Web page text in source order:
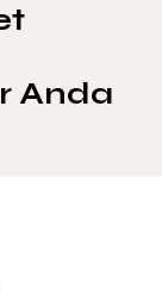
Anda